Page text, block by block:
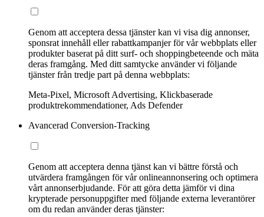
Genom att acceptera dessa tjänster kan vi visa dig annonser,
sponsrat innehåll eller rabattkampanjer för vår webbplats eller
produkter baserat på ditt surf- och shoppingbeteende och mäta
deras framgång. Med ditt samtycke använder vi följande
tjänster från tredje part på denna webbplats:
Meta-Pixel, Microsoft Advertising, Klickbaserade
produktrekommendationer, Ads Defender
Avancerad Conversion-Tracking
Genom att acceptera denna tjänst kan vi bättre förstå och
utvärdera framgången för vår onlineannonsering och optimera
vårt annonserbjudande. För att göra detta jämför vi dina
krypterade personuppgifter med följande externa leverantörer
om du redan använder deras tjänster: